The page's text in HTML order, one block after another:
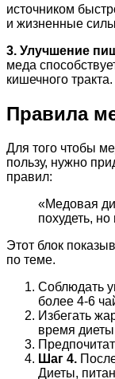
источником
и жизненные
3. Улучшение
меда
кишечного тракта.
Правила
Для того чтобы
пользу, нужно
правил:
«Медовая
похудеть,
Этот блок
по теме.
Соблюдать
более 4-6
Избегать
время
Шаг 4.
Диеты,